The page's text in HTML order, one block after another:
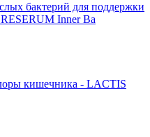
бактерий для поддержки
Inner Ba
кишечника - LACTIS